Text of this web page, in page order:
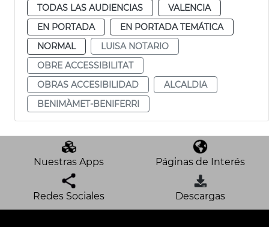
TODAS LAS AUDIENCIAS
VALENCIA
EN PORTADA
EN PORTADA TEMÁTICA
NORMAL
LUISA NOTARIO
OBRE ACCESSIBILITAT
OBRAS ACCESIBILIDAD
ALCALDIA
BENIMÀMET-BENIFERRI
Nuestras Apps Páginas de Interés
Redes Sociales Descargas